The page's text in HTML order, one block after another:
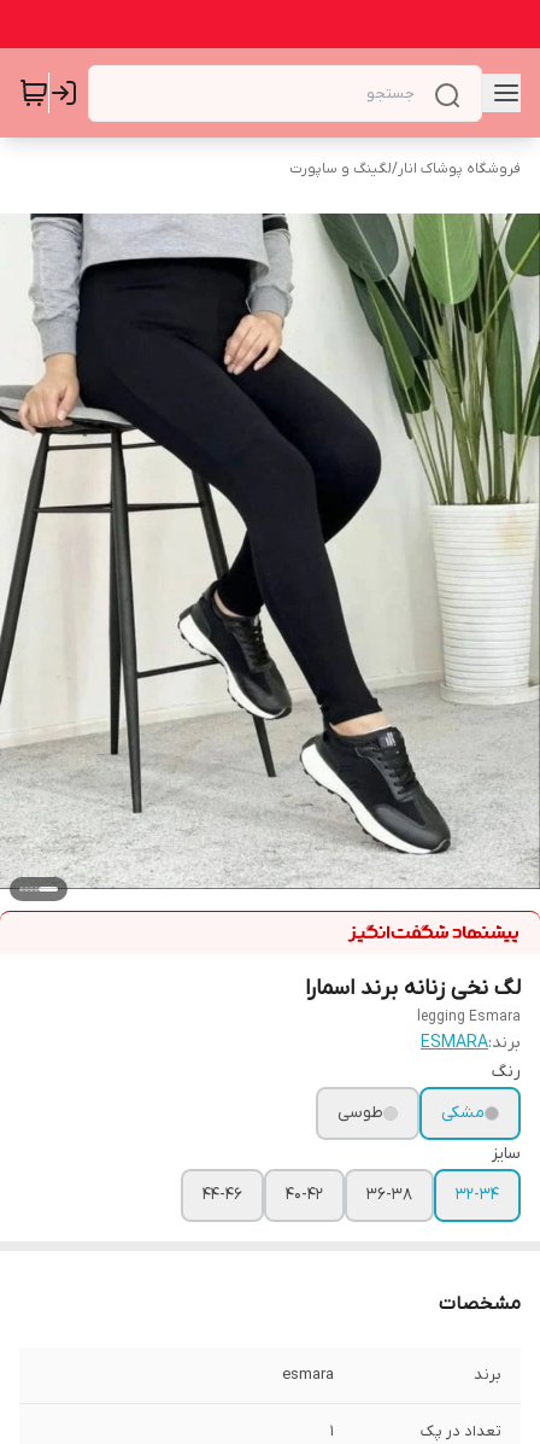
فروشگاه پوشاک انار/لگینگ و ساپورت
لگ نخی زنانه برند اسمارا
legging Esmara
برند:ESMARA
رنگ
مشکی
طوسی
سایز
32-34
36-38
40-42
44-46
مشخصات
برند esmara
تعداد در پک 1